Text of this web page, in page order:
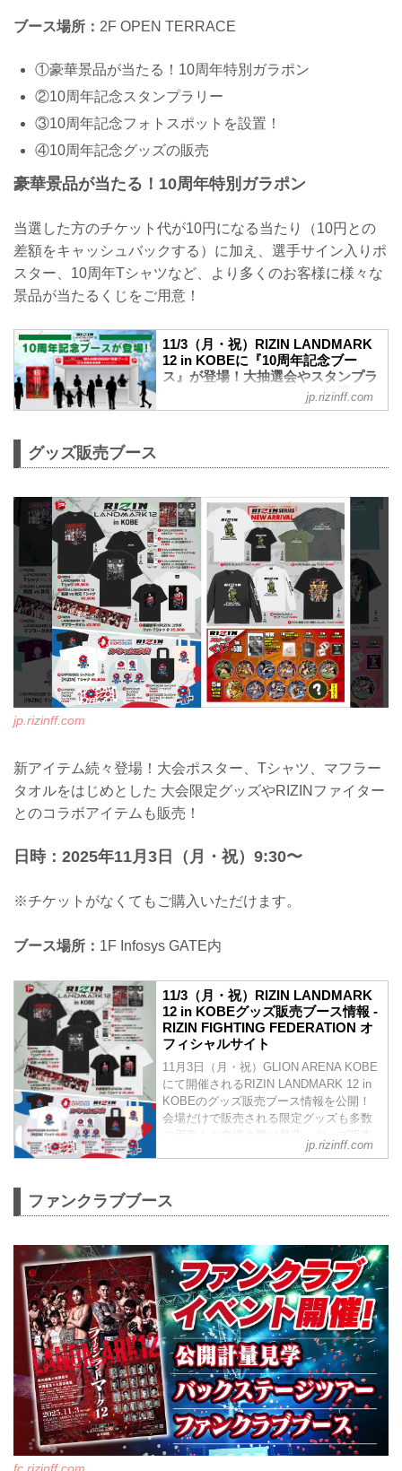
ブース場所： 2F OPEN TERRACE
①豪華景品が当たる！10周年特別ガラポン
②10周年記念スタンプラリー
③10周年記念フォトスポットを設置！
④10周年記念グッズの販売
豪華景品が当たる！10周年特別ガラポン
当選した⽅のチケット代が10円になる当たり（10円との
差額をキャッシュバックする）に加え、選⼿サイン⼊りポ
スター、10周年Tシャツなど、より多くのお客様に様々な
景品が当たるくじをご用意！
11/3（月・祝）RIZIN LANDMARK
12 in KOBEに『10周年記念ブー
ス』が登場！大抽選会やスタンプラ
リー、フォトスポットなど設置 -
RIZIN FIGHTING FEDERATION オ
「RIZIN」。RIZIN10周年イヤーとなる今
念ブース』を設置するぞ！
これまでRIZINを応援してくださった皆様
への謝恩も込めて、より多くの皆様が楽
しんでいただける企画をご用意！
会場にお越しの際は是非『10周年記念ブ
ース』に立ち寄ろう！
10周年 コンセプト
jp.rizinff.com
格闘技が⼤好きだ！
WE ARE RIZIN ~10th Anniversary~
jp.rizinff.com
RIZIN ...
jp.rizinff.com
グッズ販売ブース
jp.rizinff.com
新アイテム続々登場！大会ポスター、Tシャツ、マフラー
タオルをはじめとした 大会限定グッズやRIZINファイター
とのコラボアイテムも販売！
日時：2025年11月3日（月・祝）9:30〜
※チケットがなくてもご購入いただけます。
ブース場所： 1F Infosys GATE内
11/3（月・祝）RIZIN LANDMARK
12 in KOBEグッズ販売ブース情報 -
RIZIN FIGHTING FEDERATION オ
フィシャルサイト
11月3日（月・祝）GLION ARENA KOBE
にて開催されるRIZIN LANDMARK 12 in
KOBEのグッズ販売ブース情報を公開！
会場だけで販売される限定グッズも多数
ご用意！ご来場の際は是非、グッズ販売
※チケットがなくてもご購入いただけま
す。
GLION ARENA KOBE
阪急「神戸三宮駅」：徒歩 約18分
阪神「神戸三宮駅」：徒歩 約17分
JR「三ノ宮駅」：徒歩 約20分
ポートライナ...
jp.rizinff.com
ファンクラブブース